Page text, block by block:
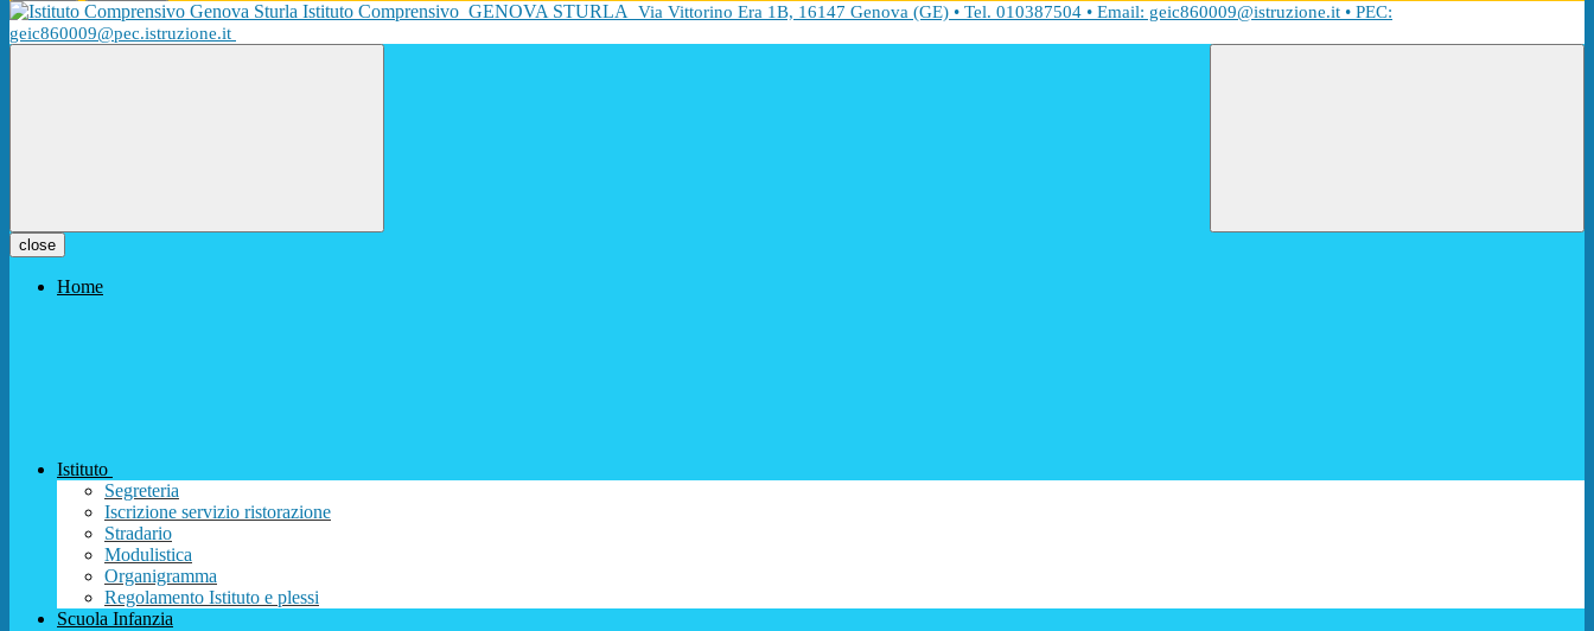
Istituto Comprensivo GENOVA STURLA
Via Vittorino Era 1B, 16147 Genova (GE) • Tel. 010387504 • Email: geic860009@istruzione.it • PEC:
geic860009@pec.istruzione.it
close
Home
Istituto
Segreteria
Iscrizione servizio ristorazione
Stradario
Modulistica
Organigramma
Regolamento Istituto e plessi
Scuola Infanzia